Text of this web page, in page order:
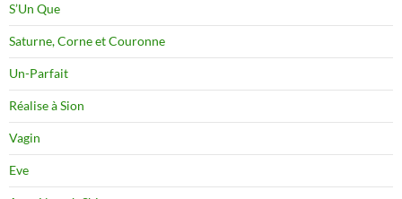
S’Un Que
Saturne, Corne et Couronne
Un-Parfait
Réalise à Sion
Vagin
Eve